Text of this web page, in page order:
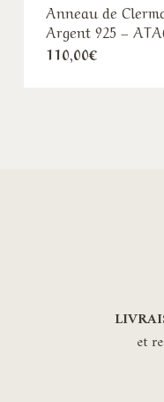
Anneau de
Argent 925 –
110,00€
et